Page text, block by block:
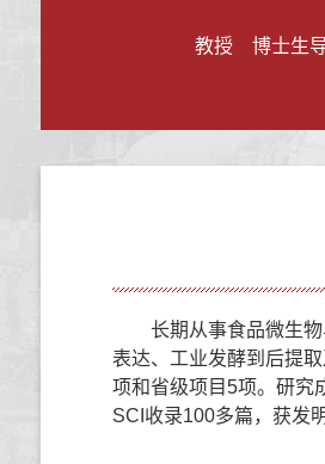
教授 博士生
长期从事食品微生
表达、工业发酵到后提
项和省级项目5项。研究
SCI收录100多篇，获发